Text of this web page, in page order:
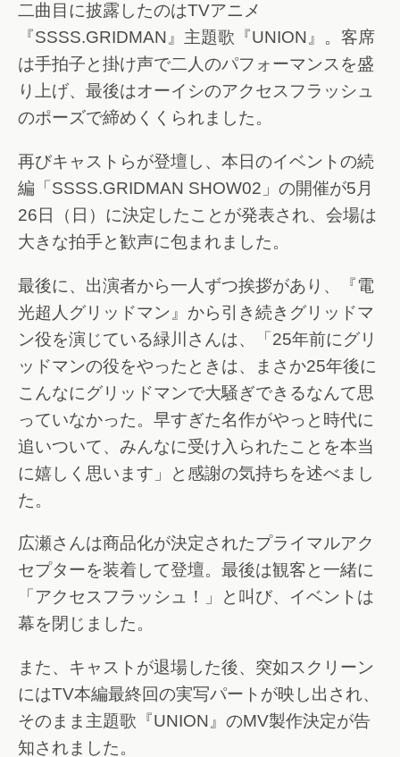
二曲目に披露したのはTVアニメ
『SSSS.GRIDMAN』主題歌『UNION』。客席
は手拍子と掛け声で二人のパフォーマンスを盛
り上げ、最後はオーイシのアクセスフラッシュ
のポーズで締めくくられました。
再びキャストらが登壇し、本日のイベントの続
編「SSSS.GRIDMAN SHOW02」の開催が5月
26日（日）に決定したことが発表され、会場は
大きな拍手と歓声に包まれました。
最後に、出演者から一人ずつ挨拶があり、『電
光超人グリッドマン』から引き続きグリッドマ
ン役を演じている緑川さんは、「25年前にグリ
ッドマンの役をやったときは、まさか25年後に
こんなにグリッドマンで大騒ぎできるなんて思
っていなかった。早すぎた名作がやっと時代に
追いついて、みんなに受け入られたことを本当
に嬉しく思います」と感謝の気持ちを述べまし
た。
広瀬さんは商品化が決定されたプライマルアク
セプターを装着して登壇。最後は観客と一緒に
「アクセスフラッシュ！」と叫び、イベントは
幕を閉じました。
また、キャストが退場した後、突如スクリーン
にはTV本編最終回の実写パートが映し出され、
そのまま主題歌『UNION』のMV製作決定が告
知されました。